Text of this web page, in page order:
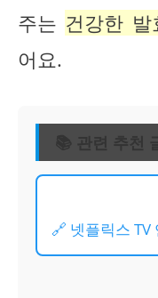
주는 건강한 발
어요.
📚 관련 추천 글
🔗 넷플릭스